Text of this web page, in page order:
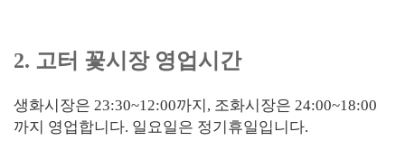
2. 고터 꽃시장 영업시간
생화시장은 23:30~12:00까지, 조화시장은 24:00~18:00
까지 영업합니다. 일요일은 정기휴일입니다.